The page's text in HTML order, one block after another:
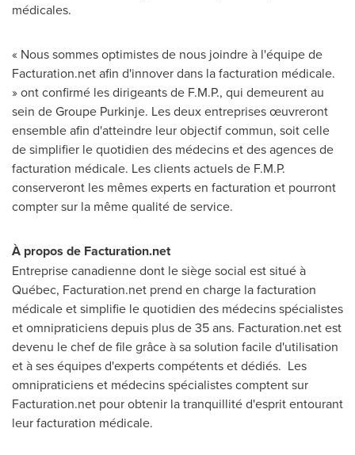
médicales.
« Nous sommes optimistes de nous joindre à l'équipe de
Facturation.net afin d'innover dans la facturation médicale.
» ont confirmé les dirigeants de F.M.P., qui demeurent au
sein de Groupe Purkinje. Les deux entreprises œuvreront
ensemble afin d'atteindre leur objectif commun, soit celle
de simplifier le quotidien des médecins et des agences de
facturation médicale. Les clients actuels de F.M.P.
conserveront les mêmes experts en facturation et pourront
compter sur la même qualité de service.
À propos de Facturation.net
Entreprise canadienne dont le siège social est situé à
Québec, Facturation.net prend en charge la facturation
médicale et simplifie le quotidien des médecins spécialistes
et omnipraticiens depuis plus de 35 ans. Facturation.net est
devenu le chef de file grâce à sa solution facile d'utilisation
et à ses équipes d'experts compétents et dédiés. Les
omnipraticiens et médecins spécialistes comptent sur
Facturation.net pour obtenir la tranquillité d'esprit entourant
leur facturation médicale.